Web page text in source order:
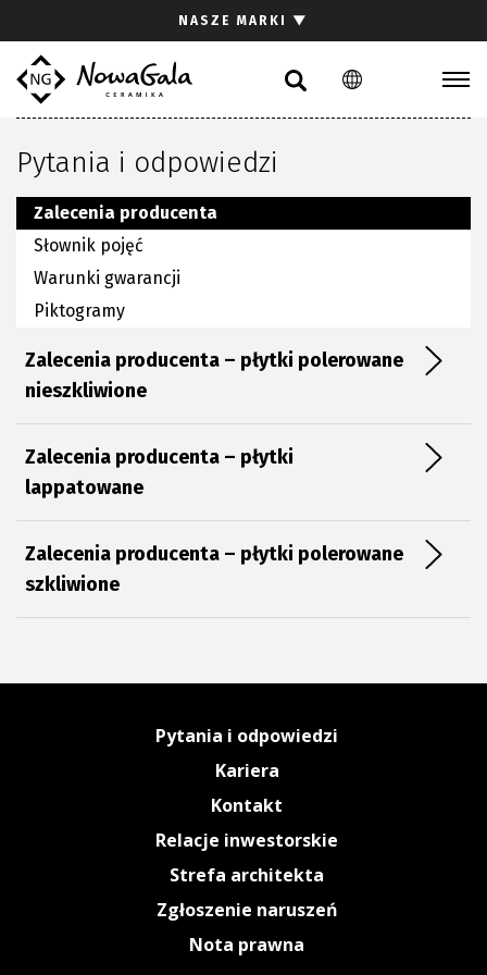
PL EN
NASZE MARKI ▼
Pytania i odpowiedzi
Zalecenia producenta
Słownik pojęć
Warunki gwarancji
Piktogramy
Zalecenia producenta – płytki polerowane
nieszkliwione
Zalecenia producenta – płytki
lappatowane
Zalecenia producenta – płytki polerowane
szkliwione
Pytania i odpowiedzi
Kariera
Kontakt
Relacje inwestorskie
Strefa architekta
Zgłoszenie naruszeń
Nota prawna
Kolekcje
Inspiracje
Gdzie kupić
Pliki do pobrania
Kontakt
Relacje inwestorskie